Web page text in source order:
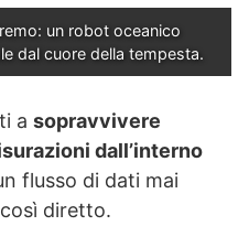
un robot oceanico
dal cuore della tempesta.
a sopravvivere
dall’interno
flusso di dati mai
diretto.